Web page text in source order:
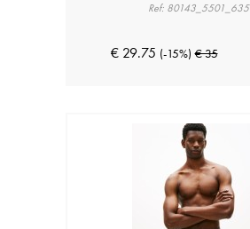
Ref: 80143_5501_635
€ 29.75 (-15%) € 35